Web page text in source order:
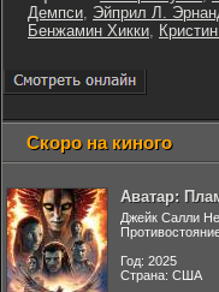
Демпси, Эйприл Л.
Бенжамин Хикки,
Скоро на киного
Аватар:
Джейк Салли
Год: 2025
Страна: США